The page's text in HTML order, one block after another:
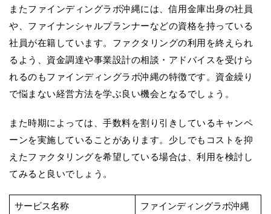
またファインディングラボ沖縄には、信用金庫出身の社員
や、ファイナンシャルプランナーなどの資格を持っている
社員が在籍しています。ファクタリングの利用を終えられ
るよう、資金調達や事業設計の相談・アドバイスを受けら
れるのもファインディングラボ沖縄の特徴です。資金繰り
で悩まない経営方法を学ぶ良い機会となるでしょう。
また時期によっては、手数料を割り引きしているキャンペ
ーンを実施していることがあります。少しでもコストを抑
えたファクタリングを希望している場合は、利用を検討し
てみると良いでしょう。
サービス名称 ファインディングラボ沖縄